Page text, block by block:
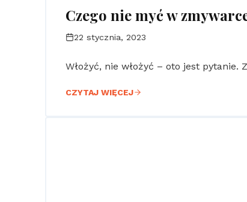
Czego nie myć w
22 stycznia, 2023
Włożyć, nie włożyć – oto jest pytanie.
CZYTAJ WIĘCEJ